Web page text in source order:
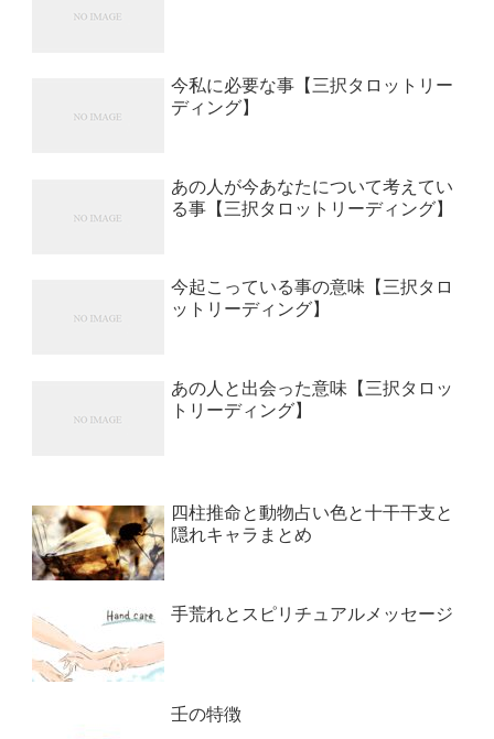
今私に必要な事【三択タロットリー
ディング】
あの人が今あなたについて考えてい
る事【三択タロットリーディング】
今起こっている事の意味【三択タロ
ットリーディング】
あの人と出会った意味【三択タロッ
トリーディング】
四柱推命と動物占い色と十干干支と
隠れキャラまとめ
手荒れとスピリチュアルメッセージ
壬の特徴